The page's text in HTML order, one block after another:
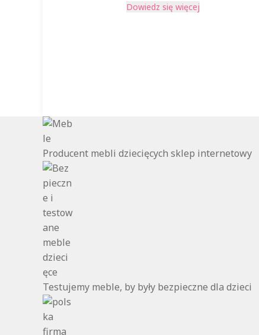
Dowiedz się więcej
Producent mebli dziecięcych sklep internetowy
Testujemy meble, by były bezpieczne dla dzieci